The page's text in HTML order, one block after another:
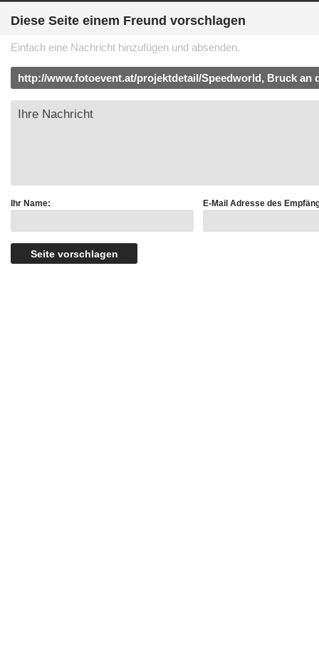
Diese Seite einem Freund vorschlagen
Einfach eine Nachricht hinzufügen und absenden.
Ihr Name: E-Mail Adresse des